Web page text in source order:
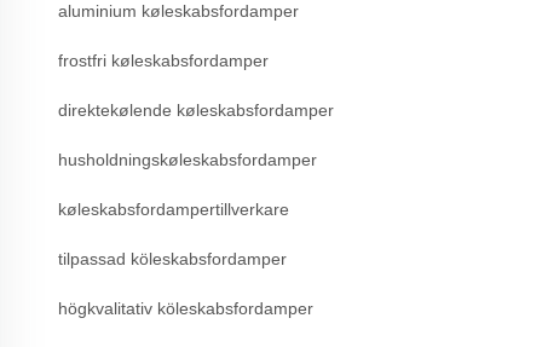
aluminium køleskabsfordamper
frostfri køleskabsfordamper
direktekølende køleskabsfordamper
husholdningskøleskabsfordamper
køleskabsfordampertillverkare
tilpassad köleskabsfordamper
högkvalitativ köleskabsfordamper